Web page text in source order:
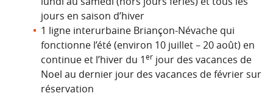
jours en saison d’hiver
1 ligne interurbaine Briançon-Névache qui
fonctionne l’été (environ 10 juillet – 20 août) en
continue et l’hiver du 1er jour des vacances de
Noel au dernier jour des vacances de février sur
réservation